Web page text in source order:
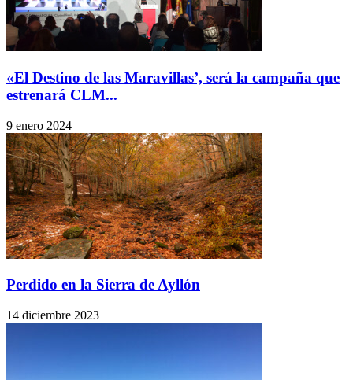
«El Destino de las Maravillas’, será la campaña que
estrenará CLM...
9 enero 2024
Perdido en la Sierra de Ayllón
14 diciembre 2023